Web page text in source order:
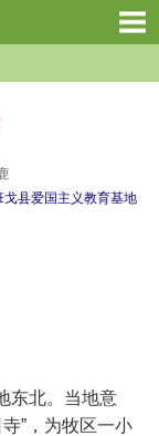
戈县爱国主义教育基地
北。当地意
寺”，为牧区一小